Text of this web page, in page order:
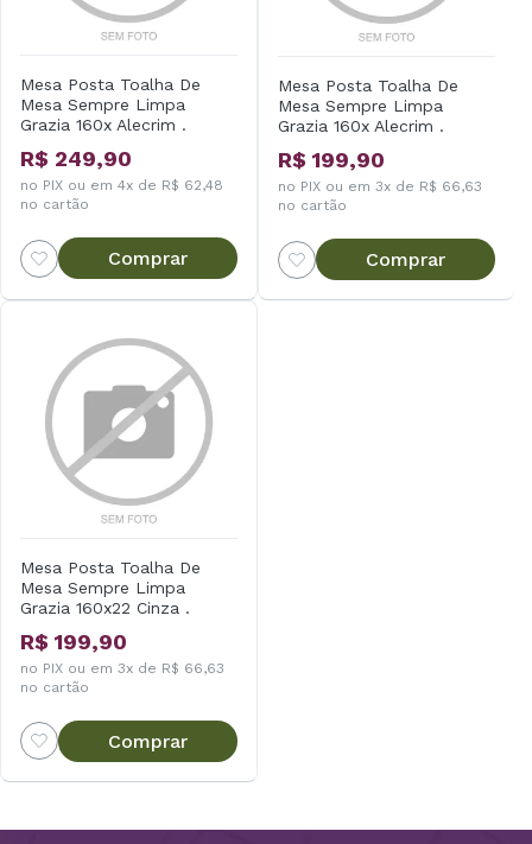
Mesa Posta Toalha De
Mesa Sempre Limpa
Grazia 160x Alecrim .
R$ 249,90
no PIX ou em 4x de R$ 62,48
no cartão
Comprar
Mesa Posta Toalha De
Mesa Sempre Limpa
Grazia 160x Alecrim .
R$ 199,90
no PIX ou em 3x de R$ 66,63
no cartão
Comprar
Mesa Posta Toalha De
Mesa Sempre Limpa
Grazia 160x22 Cinza .
R$ 199,90
no PIX ou em 3x de R$ 66,63
no cartão
Comprar